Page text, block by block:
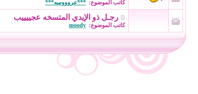
كاتب الموضوع: ***عروووسه***
رجـل ذو الإيدي المتسخه عجييييب
كاتب الموضوع: moody